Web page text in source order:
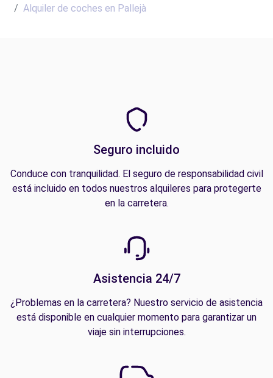
Alquiler de coches en Pallejà
Seguro incluido
Conduce con tranquilidad. El seguro de responsabilidad civil
está incluido en todos nuestros alquileres para protegerte
en la carretera.
Asistencia 24/7
¿Problemas en la carretera? Nuestro servicio de asistencia
está disponible en cualquier momento para garantizar un
viaje sin interrupciones.